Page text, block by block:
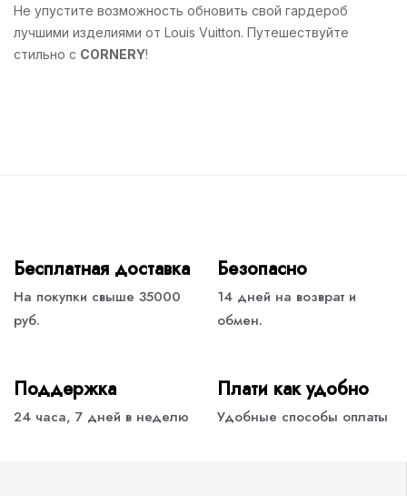
Не упустите возможность обновить свой гардероб
лучшими изделиями от Louis Vuitton. Путешествуйте
стильно с CORNERY!
Бесплатная доставка
На покупки свыше 35000
руб.
Безопасно
14 дней на возврат и
обмен.
Поддержка
24 часа, 7 дней в неделю
Плати как удобно
Удобные способы оплаты